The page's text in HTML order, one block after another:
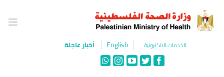
content
الخدمات الالكترونية English أخبار عاجلة
Facebook
Twitter
YouTube
Instagram
WhatsApp